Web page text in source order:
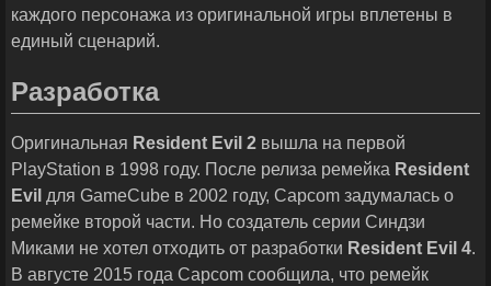
каждого персонажа из оригинальной игры вплетены в
единый сценарий.
Разработка
Оригинальная Resident Evil 2 вышла на первой
PlayStation в 1998 году. После релиза ремейка Resident
Evil для GameCube в 2002 году, Capcom задумалась о
ремейке второй части. Но создатель серии Синдзи
Миками не хотел отходить от разработки Resident Evil 4.
В августе 2015 года Capcom сообщила, что ремейк